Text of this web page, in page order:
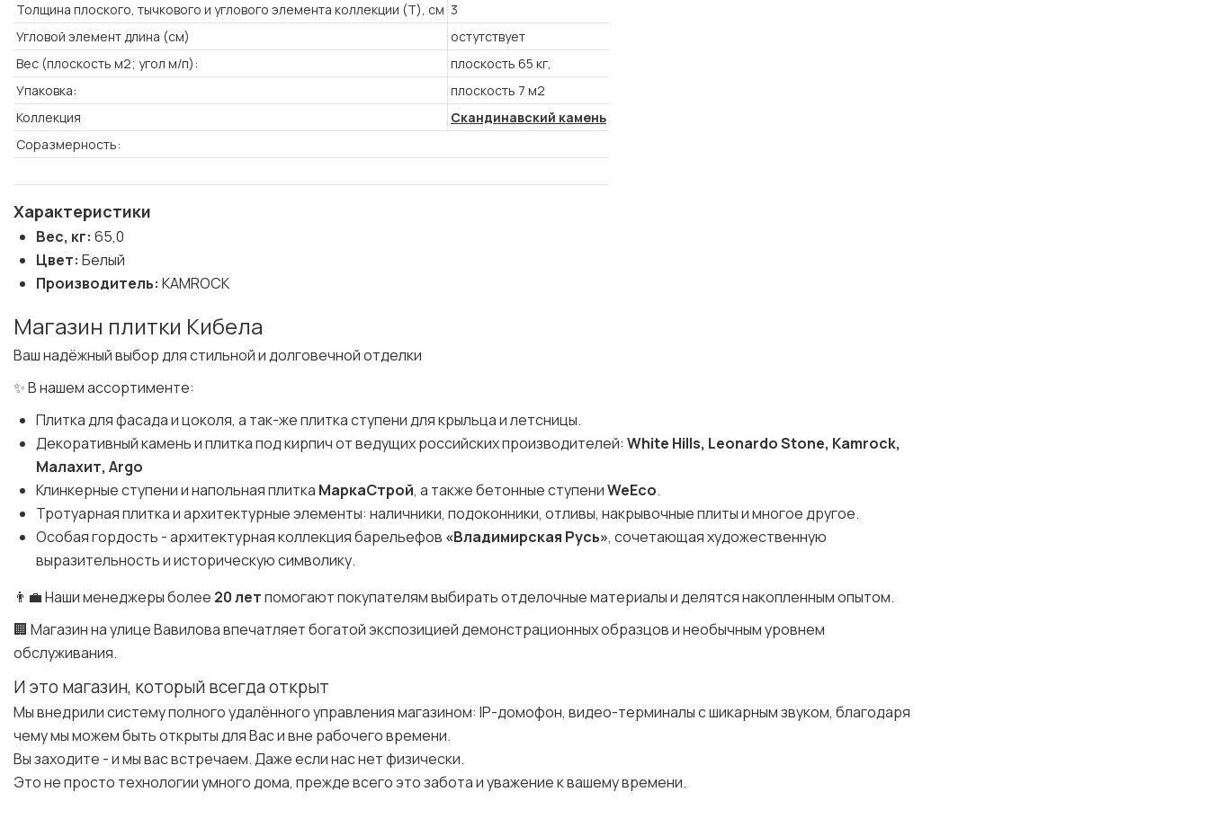
Толщина плоского, тычкового и углового элемента коллекции (T), см 3
Угловой элемент длина (см)
остутствует
Вес (плоскость м2; угол м/п):
плоскость 65 кг,
Упаковка:
плоскость 7 м2
Коллекция
Скандинавский камень
Соразмерность:
Характеристики
Вес, кг: 65,0
Цвет: Белый
Производитель: KAMROCK
Магазин плитки Кибела
Ваш надёжный выбор для стильной и долговечной отделки
✨ В нашем ассортименте:
Плитка для фасада и цоколя, а так-же плитка ступени для крыльца и летсницы.
Декоративный камень и плитка под кирпич от ведущих российских производителей: White Hills, Leonardo Stone, Kamrock,
Малахит, Argo
Клинкерные ступени и напольная плитка МаркаСтрой, а также бетонные ступениWeEco.
Тротуарная плитка и архитектурные элементы: наличники, подоконники, отливы, накрывочные плиты и многое другое.
Особая гордость - архитектурная коллекция барельефов «Владимирская Русь», сочетающая художественную
выразительность и историческую символику.
👨‍💼 Наши менеджеры более 20 летпомогают покупателям выбирать отделочные материалы и делятся накопленным опытом.
🏢 Магазин на улице Вавилова впечатляет богатой экспозицией демонстрационных образцов и необычным уровнем
обслуживания.
И это магазин, который всегда открыт
Мы внедрили систему полного удалённого управления магазином: IP-домофон, видео-терминалы с шикарным звуком, благодаря
чему мы можем быть открыты для Вас и вне рабочего времени.
Вы заходите - и мы вас встречаем. Даже если нас нет физически.
Это не просто технологии умного дома, прежде всего это забота и уважение к вашему времени.